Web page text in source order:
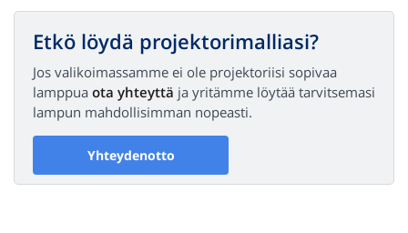
Etkö löydä projektorimalliasi?
Jos valikoimassamme ei ole projektoriisi sopivaa
lamppua ota yhteyttä ja yritämme löytää tarvitsemasi
lampun mahdollisimman nopeasti.
Yhteydenotto